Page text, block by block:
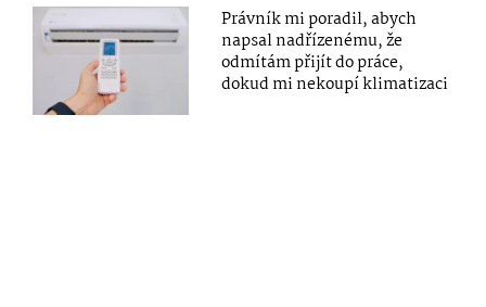
Právník mi poradil, abych
napsal nadřízenému, že
odmítám přijít do práce,
dokud mi nekoupí klimatizaci